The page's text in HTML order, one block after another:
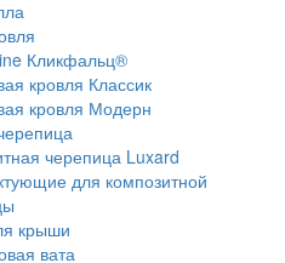
Кликфальц®
кровля Классик
кровля Модерн
черепица Luxard
для композитной
крыши
вата